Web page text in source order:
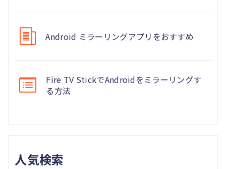
Android ミラーリングアプリをおすすめ
Fire TV StickでAndroidをミラーリングす
る方法
人気検索